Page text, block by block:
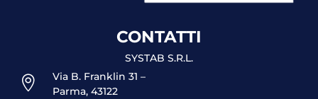
CONTATTI
SYSTAB S.R.L.

Via B. Franklin 31 –
Parma, 43122